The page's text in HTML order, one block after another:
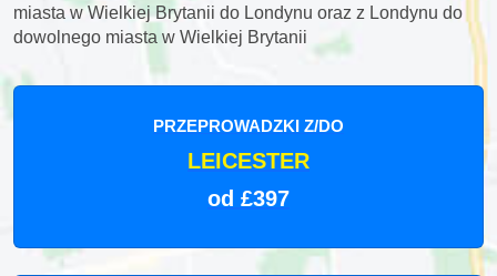
miasta w Wielkiej Brytanii do Londynu oraz z Londynu do
dowolnego miasta w Wielkiej Brytanii
PRZEPROWADZKI Z/DO
LEICESTER
od £397